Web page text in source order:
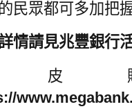
民眾都可多加把
情請見兆豐銀行
皮